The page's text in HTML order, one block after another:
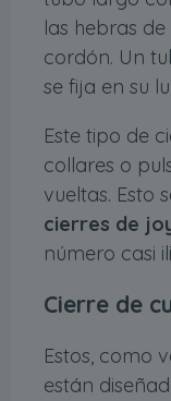
las hebras
cordón. Un
se fija en su
Este tipo de
collares o
vueltas. Esto
cierres de
número casi
Cierre de
Estos, como
están